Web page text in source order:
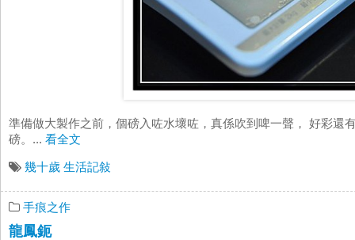
準備做大製作之前，個磅入咗水壞咗，真係吹到啤一聲， 好彩還
磅。... 看全文
幾十歲 生活記敍
手痕之作
龍鳳鈪